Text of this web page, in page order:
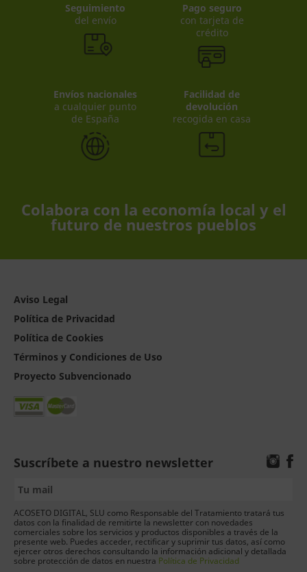
Seguimiento
del envío
Pago seguro
con tarjeta de
crédito
Envíos nacionales
a cualquier punto
de España
Facilidad de
devolución
recogida en casa
Colabora con la economía local y el
futuro de nuestros pueblos
Aviso Legal
Política de Privacidad
Política de Cookies
Términos y Condiciones de Uso
Proyecto Subvencionado
Suscríbete a nuestro newsletter
ACOSETO DIGITAL, SLU como Responsable del Tratamiento tratará tus
datos con la finalidad de remitirte la newsletter con novedades
comerciales sobre los servicios y productos disponibles a través de la
presente web. Puedes acceder, rectificar y suprimir tus datos, así como
ejercer otros derechos consultando la información adicional y detallada
sobre protección de datos en nuestra Política de Privacidad